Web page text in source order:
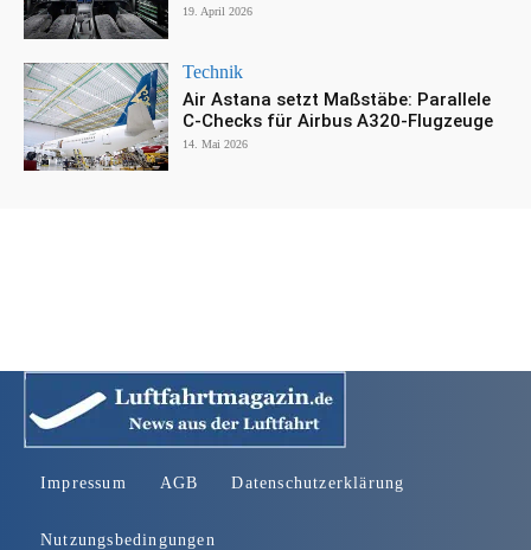
19. April 2026
Technik
Air Astana setzt Maßstäbe: Parallele
C-Checks für Airbus A320-Flugzeuge
14. Mai 2026
Impressum AGB Datenschutzerklärung
Nutzungsbedingungen